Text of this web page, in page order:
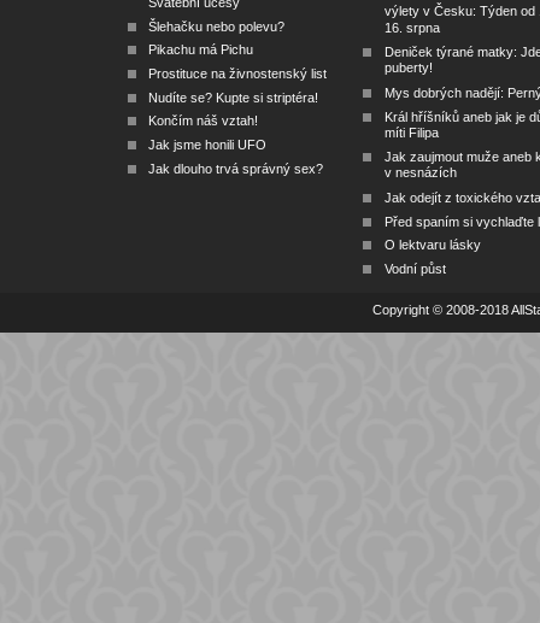
Šlehačku nebo polevu?
Pikachu má Pichu
Prostituce na živnostenský list
Nudíte se? Kupte si striptéra!
Končím náš vztah!
Jak jsme honili UFO
Jak dlouho trvá správný sex?
výlety v Česku: Týden od
16. srpna
Deniček týrané matky:
puberty!
Mys dobrých nadějí:
Král hříšníků aneb jak je
míti Filipa
Jak zaujmout muže aneb
v nesnázích
Jak odejít z toxického
Před spaním si vychlaďte
O lektvaru lásky
Vodní půst
Copyright © 2008-2018